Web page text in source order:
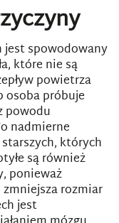
jest spowodowany
które nie są
powietrza
osoba próbuje
powodu
nadmierne
których
są również
ponieważ
rozmiar
jest